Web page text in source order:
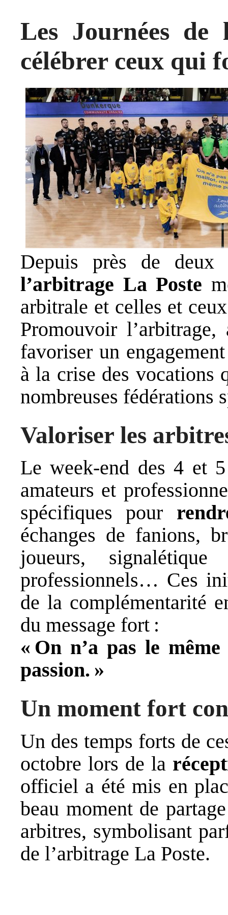
Les Journées de
célébrer ceux qui
Depuis près de
l’arbitrage La Poste
arbitrale et celles et
Promouvoir
favoriser un
à la crise des vocations
nombreuses fédérations
Valoriser les
Le week-end des 4 et
amateurs et
spécifiques pour
échanges de fanions,
joueurs,
professionnels… Ces
de la complémentarité
du message fort :
« On n’a pas le
passion. »
Un moment fort
Un des temps forts de
octobre lors de la
officiel a été mis en
beau moment de
arbitres, symbolisant
de l’arbitrage La Poste.